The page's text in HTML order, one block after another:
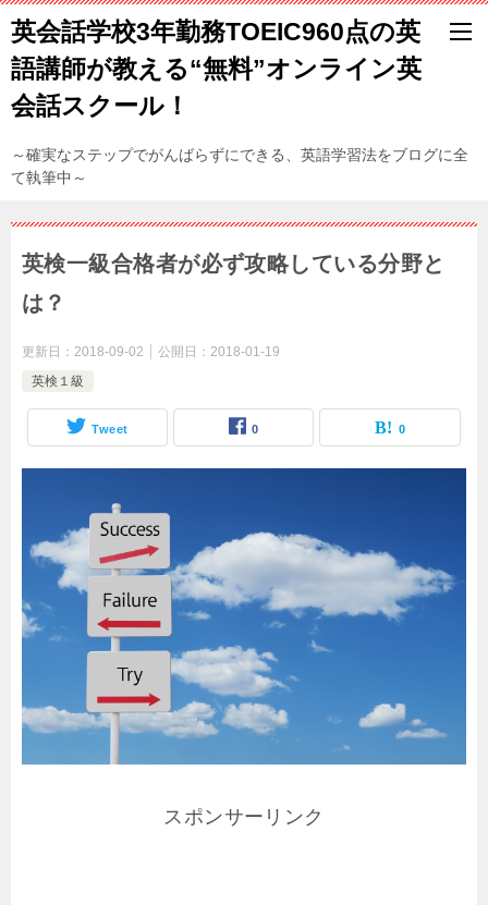
英会話学校3年勤務TOEIC960点の英
語講師が教える“無料”オンライン英
会話スクール！
～確実なステップでがんばらずにできる、英語学習法をブログに全
て執筆中～
英検一級合格者が必ず攻略している分野と
は？
更新日： 2018-09-02 公開日： 2018-01-19
英検１級
Tweet 0 0
スポンサーリンク